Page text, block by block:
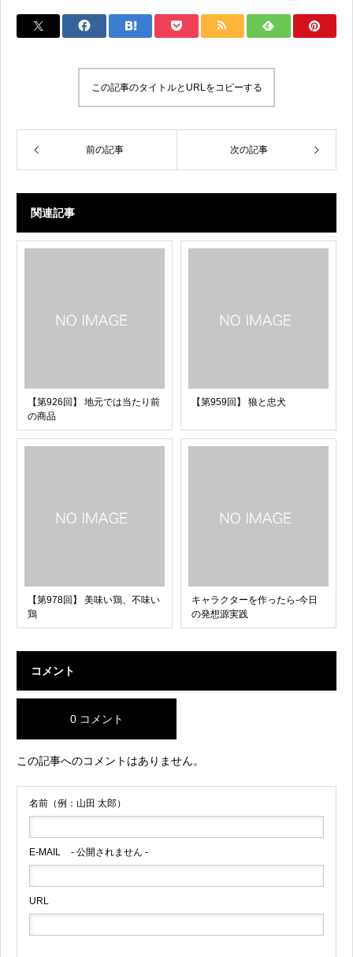
tt
c
o
o
k
e
p
Li
n
k
ail
この記事のタイトルとURLをコピーする
前の記事 次の記事
関連記事
【第926回】 地元では当たり前
の商品
【第959回】 狼と忠犬
【第978回】 美味い鶏、不味い
鶏
キャラクターを作ったら-今日
の発想源実践
コメント
0 コメント
この記事へのコメントはありません。
名前（例：山田 太郎）
E-MAIL - 公開されません -
URL